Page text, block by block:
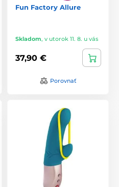
Fun Factory Allure
Skladom, v utorok 11. 8. u vás
37,90 €
Porovnať